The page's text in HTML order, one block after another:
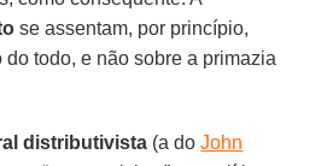
se assentam, por princípio,
todo, e não sobre a primazia
distributivista (a doJohn